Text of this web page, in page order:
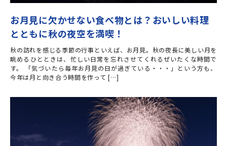
お月見に欠かせない食べ物とは？おいしい料理
とともに秋の夜空を満喫！
秋の訪れを感じる季節の行事といえば、お月見。秋の夜長に美しい月を
眺めるひとときは、忙しい日常を忘れさせてくれるぜいたくな時間で
す。 「気づいたら毎年お月見の日が過ぎている・・・」という方も、
今年は月と向き合う時間を作って […]